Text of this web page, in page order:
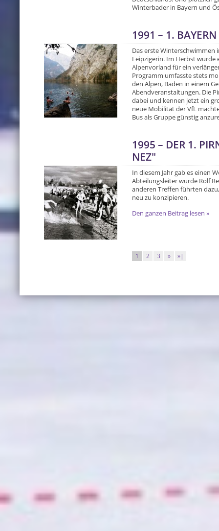
Winterbader in Bayern und
1991 – 1. BAYERN
Das erste Winterschwimmen
Leipzigerin. Im Herbst wurde
Alpenvorland für ein
Programm umfasste stets
den Alpen, Baden in einem
Abendveranstaltungen. Die
dabei und kennen jetzt ein
neue Mobilität der VfL
Bus als Gruppe günstig
1995 – DER 1.
NEZ"
In diesem Jahr gab es einen
Abteilungsleiter wurde Rolf
anderen Treffen führten
neu zu konzipieren.
Den ganzen Beitrag lesen »
1 2 3 » »|